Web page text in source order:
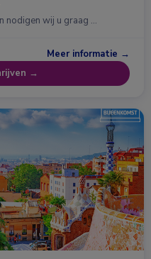
nodigen wij u graag …
Meer informatie →
→